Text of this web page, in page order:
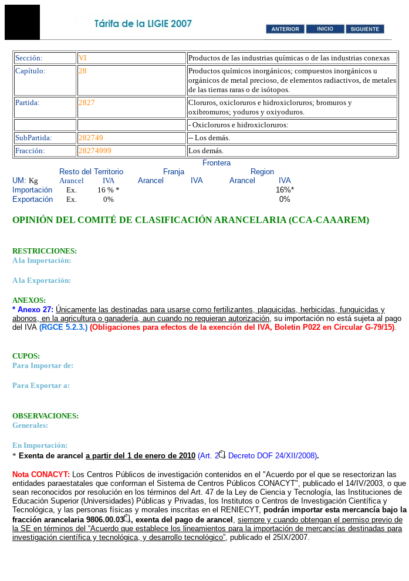
Sección: VI
Productos de las industrias químicas o de las industrias conexas
Capítulo:
28
Productos químicos inorgánicos; compuestos inorgánicos u
orgánicos de metal precioso, de elementos radiactivos, de metales
de las tierras raras o de isótopos.
Partida:
2827
Cloruros, oxicloruros e hidroxicloruros; bromuros y
oxibromuros; yoduros y oxiyoduros.
- Oxicloruros e hidroxicloruros:
SubPartida:
282749
-- Los demás.
Fracción:
28274999
Los demás.
Frontera
Resto del Territorio
Franja Region
UM: Kg Arancel IVA Arancel IVA Arancel
IVA
Importación
Ex. 16 % *
16%*
Exportación
Ex. 0% 0%
OPINIÓN DEL COMITÉ DE CLASIFICACIÓN ARANCELARIA (CCA-CAAAREM)
RESTRICCIONES:
A la Importación:
A la Exportación:
ANEXOS:
* Anexo 27: Únicamente las destinadas para usarse como fertilizantes, plaguicidas, herbicidas, funguicidas y
abonos, en la agricultura o ganadería, aun cuando no requieran autorización, su importación no está sujeta al pago
del IVA (RGCE 5.2.3.) (Obligaciones para efectos de la exención del IVA, Boletin P022 en Circular G-79/15).
CUPOS:
Para Importar de:
Para Exportar a:
OBSERVACIONES:
Generales:
En Importación:
* Exenta de arancel a partir del 1 de enero de 2010 (Art. 2 Decreto DOF 24/XII/2008).
Nota CONACYT: Los Centros Públicos de investigación contenidos en el "Acuerdo por el que se resectorizan las
entidades paraestatales que conforman el Sistema de Centros Públicos CONACYT", publicado el 14/IV/2003, o que
sean reconocidos por resolución en los términos del Art. 47 de la Ley de Ciencia y Tecnología, las Instituciones de
Educación Superior (Universidades) Públicas y Privadas, los Institutos o Centros de Investigación Científica y
Tecnológica, y las personas físicas y morales inscritas en el RENIECYT, podrán importar esta mercancía bajo la
fracción arancelaria 9806.00.03
, exenta del pago de arancel , siempre y cuando obtengan el permiso previo de
la SE en términos del “Acuerdo que establece los lineamientos para la importación de mercancías destinadas para
investigación científica y tecnológica, y desarrollo tecnológico”, publicado el 25IX/2007.